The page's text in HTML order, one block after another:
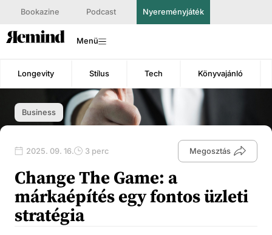
Bookazine Podcast Nyereményjáték
Menü
Longevity Stílus Tech Könyvajánló
Business
2025. 09. 16. 3 perc Megosztás
Change The Game: a
márkaépítés egy fontos üzleti
stratégia